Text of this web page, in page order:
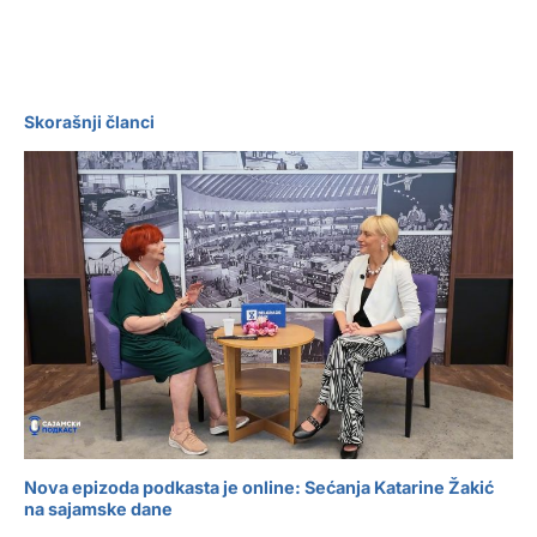
Skorašnji članci
Nova epizoda podkasta je online: Sećanja Katarine Žakić
na sajamske dane